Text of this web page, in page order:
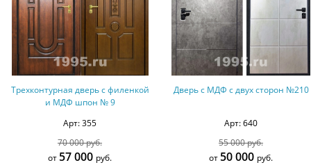
Трехконтурная дверь с филенкой
и МДФ шпон № 9
Арт: 355
70 000 руб.
от 57 000 руб.
Дверь с МДФ с двух сторон №210
Арт: 640
55 000 руб.
от 50 000 руб.